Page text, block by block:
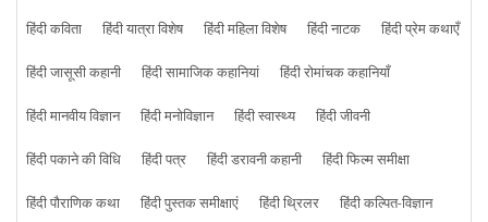
हिंदी कविता
हिंदी यात्रा विशेष हिंदी महिला विशेष हिंदी नाटक
हिंदी प्रेम कथाएँ
हिंदी जासूसी कहानी
हिंदी सामाजिक कहानियां
हिंदी रोमांचक कहानियाँ
हिंदी मानवीय विज्ञान
हिंदी मनोविज्ञान हिंदी स्वास्थ्य
हिंदी जीवनी
हिंदी पकाने की विधि
हिंदी पत्र हिंदी डरावनी कहानी
हिंदी फिल्म समीक्षा
हिंदी पौराणिक कथा
हिंदी पुस्तक समीक्षाएं हिंदी थ्रिलर हिंदी कल्पित-विज्ञान